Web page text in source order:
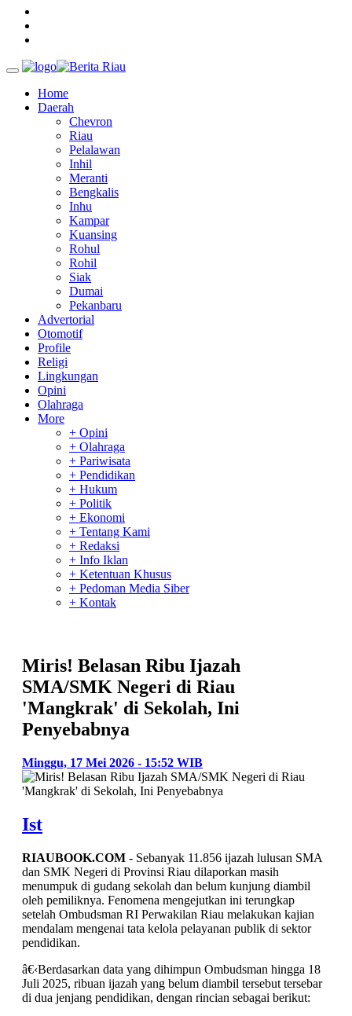
Home
Daerah
Chevron
Riau
Pelalawan
Inhil
Meranti
Bengkalis
Inhu
Kampar
Kuansing
Rohul
Rohil
Siak
Dumai
Pekanbaru
Advertorial
Otomotif
Profile
Religi
Lingkungan
Opini
Olahraga
More
+ Opini
+ Olahraga
+ Pariwisata
+ Pendidikan
+ Hukum
+ Politik
+ Ekonomi
+ Tentang Kami
+ Redaksi
+ Info Iklan
+ Ketentuan Khusus
+ Pedoman Media Siber
+ Kontak
Miris! Belasan Ribu Ijazah
SMA/SMK Negeri di Riau
'Mangkrak' di Sekolah, Ini
Penyebabnya
Minggu, 17 Mei 2026 - 15:52 WIB
Ist
RIAUBOOK.COM - Sebanyak 11.856 ijazah lulusan SMA
dan SMK Negeri di Provinsi Riau dilaporkan masih
menumpuk di gudang sekolah dan belum kunjung diambil
oleh pemiliknya. Fenomena mengejutkan ini terungkap
setelah Ombudsman RI Perwakilan Riau melakukan kajian
mendalam mengenai tata kelola pelayanan publik di sektor
pendidikan.
â€‹Berdasarkan data yang dihimpun Ombudsman hingga 18
Juli 2025, ribuan ijazah yang belum diambil tersebut tersebar
di dua jenjang pendidikan, dengan rincian sebagai berikut: